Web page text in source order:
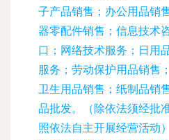
子产品销售；办公用品销
器零配件销售；信息技术
口；网络技术服务；日用
服务；劳动保护用品销售
卫生用品销售；纸制品销
品批发。（除依法须经批
照依法自主开展经营活动